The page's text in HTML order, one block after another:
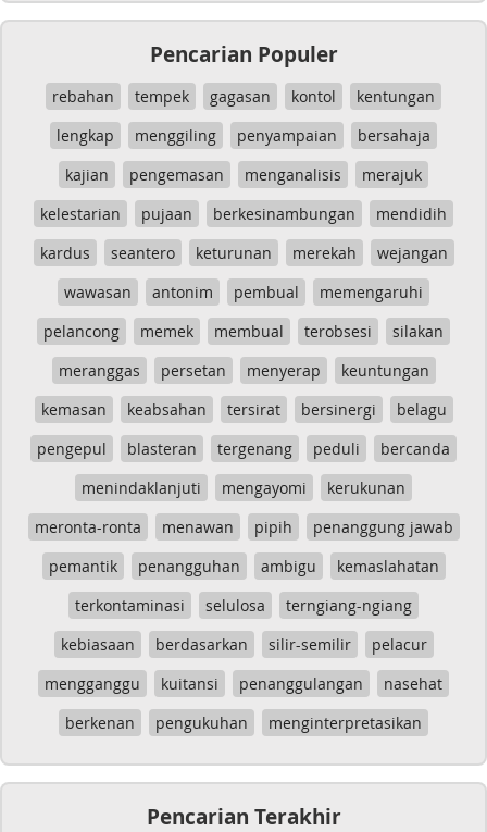
Pencarian Populer
rebahan tempek gagasan kontol
kentungan
lengkap
menggiling penyampaian
bersahaja
kajian
pengemasan menganalisis
merajuk
kelestarian
pujaan berkesinambungan
mendidih
kardus
seantero keturunan merekah
wejangan
wawasan
antonim pembual
memengaruhi
pelancong
memek membual terobsesi
silakan
meranggas
persetan menyerap
keuntungan
kemasan
keabsahan tersirat bersinergi
belagu
pengepul
blasteran tergenang peduli
bercanda
menindaklanjuti
mengayomi
kerukunan
meronta-ronta
menawan pipih
penanggung jawab
pemantik
penangguhan ambigu
kemaslahatan
terkontaminasi
selulosa
terngiang-ngiang
kebiasaan
berdasarkan silir-semilir
pelacur
mengganggu
kuitansi penanggulangan
nasehat
berkenan
pengukuhan menginterpretasikan
Pencarian Terakhir